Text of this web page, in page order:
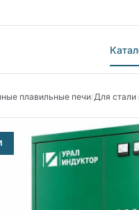
плавильные печи/Для стали